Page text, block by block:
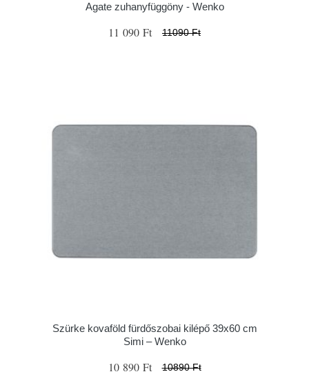
Agate zuhanyfüggöny - Wenko
11 090 Ft 11090 Ft
Szürke kovaföld fürdőszobai kilépő 39x60 cm
Simi – Wenko
10 890 Ft 10890 Ft